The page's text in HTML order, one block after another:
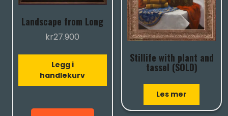
Landscape from Long
kr27.900
Legg i
handlekurv
Stillife with plant and
tassel (SOLD)
Les mer